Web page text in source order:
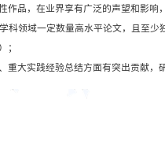
苏文化人才高质量发
断提升江苏社科工作
。